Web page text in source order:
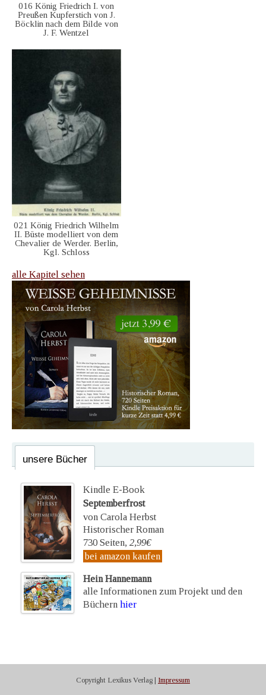
016 König Friedrich I. von
Preußen Kupferstich von J.
Böcklin nach dem Bilde von
J. F. Wentzel
021 König Friedrich Wilhelm
II. Büste modelliert von dem
Chevalier de Werder. Berlin,
Kgl. Schloss
alle Kapitel sehen
unsere Bücher
Kindle E-Book
Septemberfrost
von Carola Herbst
Historischer Roman
730 Seiten, 2,99€
bei amazon kaufen
Hein Hannemann
alle Informationen zum Projekt und den
Büchern hier
Copyright Lexikus Verlag | Impressum